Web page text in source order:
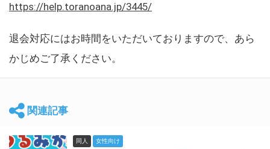
https://help.toranoana.jp/3445/
退会対応にはお時間をいただいておりますので、あら
かじめご了承ください。
関連記事
同人 女性向け